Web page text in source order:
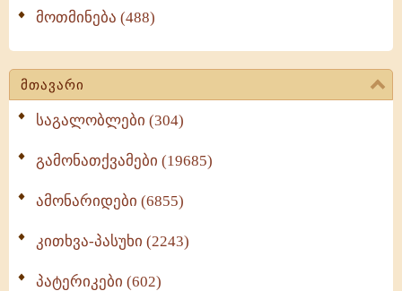
მოთმინება (488)
მთავარი
საგალობლები (304)
გამონათქვამები (19685)
ამონარიდები (6855)
კითხვა-პასუხი (2243)
პატერიკები (602)